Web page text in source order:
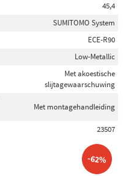
45,4
SUMITOMO System
ECE-R90
Low-Metallic
Met akoestische
slijtagewaarschuwing
Met montagehandleiding
23507
-62%